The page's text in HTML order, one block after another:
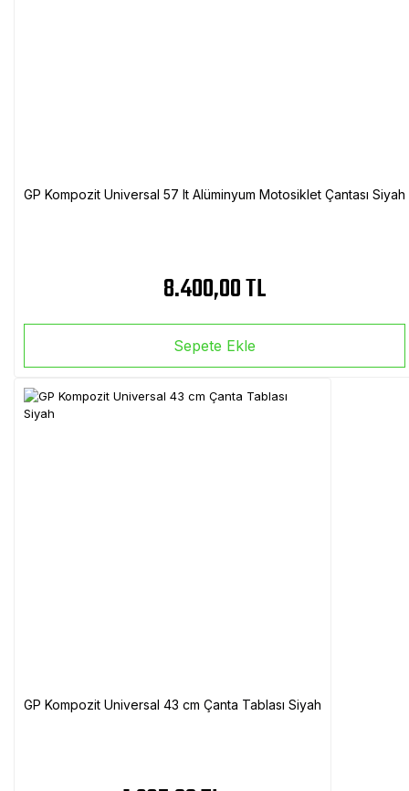
GP Kompozit Universal 57 lt Alüminyum Motosiklet Çantası Siyah
8.400,00 TL
Sepete Ekle
GP Kompozit Universal 43 cm Çanta Tablası Siyah